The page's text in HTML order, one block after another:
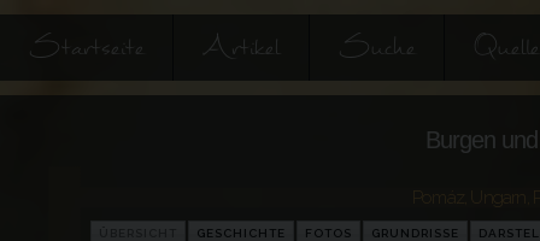
Startseite Artikel Suche
Burgen
Pomáz
GESCHICHTE FOTOS GRUNDRISSE